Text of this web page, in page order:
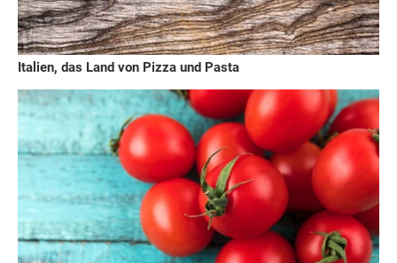
Italien, das Land von Pizza und Pasta